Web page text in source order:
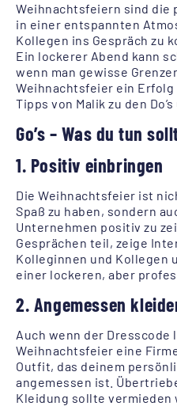
Weihnachtsfeiern sind die
in einer entspannten
Kollegen ins Gespräch zu
Ein lockerer Abend kann
wenn man gewisse
Weihnachtsfeier ein
Tipps von Malik zu den Do’s
Go’s – Was du tun
1. Positiv einbringen
Die Weihnachtsfeier ist
Spaß zu haben, sondern
Unternehmen positiv zu
Gesprächen teil, zeige
Kolleginnen und Kollegen
einer lockeren, aber
2. Angemessen
Auch wenn der
Weihnachtsfeier eine
Outfit, das deinem
angemessen ist.
Kleidung sollte vermieden